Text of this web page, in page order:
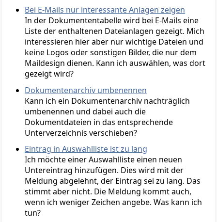
Bei E-Mails nur interessante Anlagen zeigen
In der Dokumententabelle wird bei E-Mails eine
Liste der enthaltenen Dateianlagen gezeigt. Mich
interessieren hier aber nur wichtige Dateien und
keine Logos oder sonstigen Bilder, die nur dem
Maildesign dienen. Kann ich auswählen, was dort
gezeigt wird?
Dokumentenarchiv umbenennen
Kann ich ein Dokumentenarchiv nachträglich
umbenennen und dabei auch die
Dokumentdateien in das entsprechende
Unterverzeichnis verschieben?
Eintrag in Auswahlliste ist zu lang
Ich möchte einer Auswahlliste einen neuen
Untereintrag hinzufügen. Dies wird mit der
Meldung abgelehnt, der Eintrag sei zu lang. Das
stimmt aber nicht. Die Meldung kommt auch,
wenn ich weniger Zeichen angebe. Was kann ich
tun?